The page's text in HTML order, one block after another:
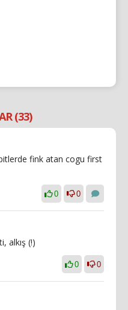
(33)
fink atan cogu first
0 0
alkış (!)
0 0